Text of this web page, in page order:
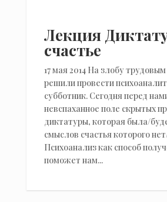
Лекция
счастье
17 мая 2014 На злобу
решили провести
субботник. Сегодня перед
невспаханное поле скрытых
диктатуры, которая была/
смыслов счастья которого
Психоанализ как способ
поможет нам...